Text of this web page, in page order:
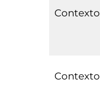
Contexto
Contexto